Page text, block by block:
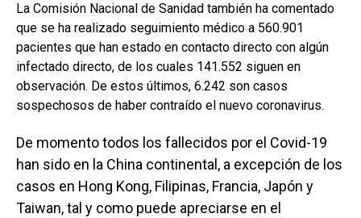
La Comisión Nacional de Sanidad también ha comentado
que se ha realizado seguimiento médico a 560.901
pacientes que han estado en contacto directo con algún
infectado directo, de los cuales 141.552 siguen en
observación. De estos últimos, 6.242 son casos
sospechosos de haber contraído el nuevo coronavirus.
De momento todos los fallecidos por el Covid-19
han sido en la China continental, a excepción de los
casos en Hong Kong, Filipinas, Francia, Japón y
Taiwan, tal y como puede apreciarse en el